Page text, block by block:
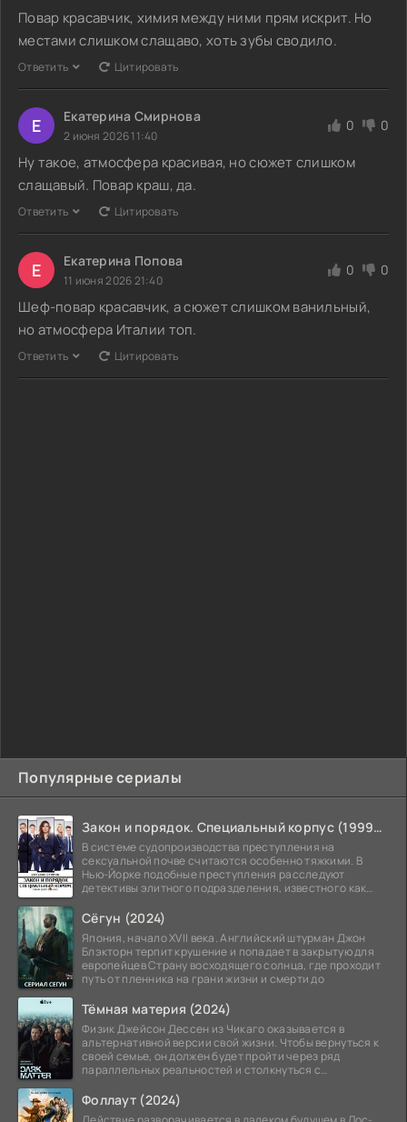
Популярные сериалы
Закон и порядок. Специальный корпус (1999-2026)
В системе судопроизводства преступления на
сексуальной почве считаются особенно тяжкими. В
Нью-Йорке подобные преступления расследуют
детективы элитного подразделения, известного как
Сёгун (2024)
Япония, начало XVII века. Английский штурман Джон
Блэкторн терпит крушение и попадает в закрытую для
европейцев Страну восходящего солнца, где проходит
путь от пленника на грани жизни и смерти до
Тёмная материя (2024)
Физик Джейсон Дессен из Чикаго оказывается в
альтернативной версии свой жизни. Чтобы вернуться к
своей семье, он должен будет пройти через ряд
параллельных реальностей и столкнуться с
Фоллаут (2024)
Повар красавчик, химия между ними прям искрит. Но
местами слишком слащаво, хоть зубы сводило.
Ответить Цитировать
Е Екатерина Смирнова
2 июня 2026 11:40
0 0
Ну такое, атмосфера красивая, но сюжет слишком
слащавый. Повар краш, да.
Ответить Цитировать
Е Екатерина Попова
11 июня 2026 21:40
0 0
Шеф-повар красавчик, а сюжет слишком ванильный,
но атмосфера Италии топ.
Ответить Цитировать